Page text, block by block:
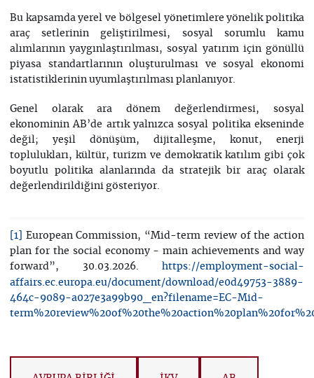
Bu kapsamda yerel ve bölgesel yönetimlere yönelik politika
araç setlerinin geliştirilmesi, sosyal sorumlu kamu
alımlarının yaygınlaştırılması, sosyal yatırım için gönüllü
piyasa standartlarının oluşturulması ve sosyal ekonomi
istatistiklerinin uyumlaştırılması planlanıyor.
Genel olarak ara dönem değerlendirmesi, sosyal
ekonominin AB’de artık yalnızca sosyal politika ekseninde
değil; yeşil dönüşüm, dijitalleşme, konut, enerji
toplulukları, kültür, turizm ve demokratik katılım gibi çok
boyutlu politika alanlarında da stratejik bir araç olarak
değerlendirildiğini gösteriyor.
[1]
European Commission, “Mid-term review of the action
plan for the social economy - main achievements and way
forward”, 30.03.2026.https://employment-social-
affairs.ec.europa.eu/document/download/e0d49753-3889-
464c-9089-a027e3a99b90_en?filename=EC-Mid-